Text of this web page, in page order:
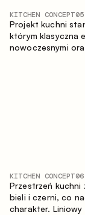
KITCHEN CONCEPT05
Projekt kuchni
którym klasyczna
nowoczesnymi
KITCHEN CONCEPT06
Przestrzeń kuchni
bieli i czerni, co
charakter. Liniowy